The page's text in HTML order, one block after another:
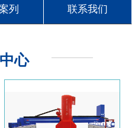
列 联系我们
心